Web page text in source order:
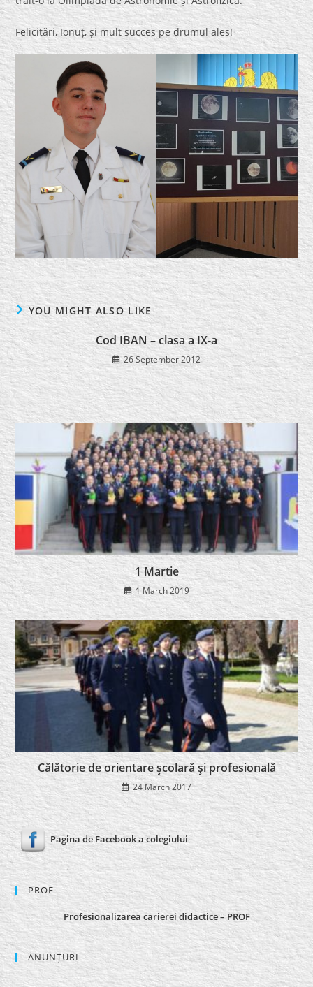
Felicitări, Ionuț, și mult succes pe drumul ales!
YOU MIGHT ALSO LIKE
Cod IBAN – clasa a IX-a
26 September 2012
1 Martie
1 March 2019
Călătorie de orientare şcolară şi profesională
24 March 2017
Pagina de Facebook a colegiului
PROF
Profesionalizarea carierei didactice – PROF
ANUNȚURI